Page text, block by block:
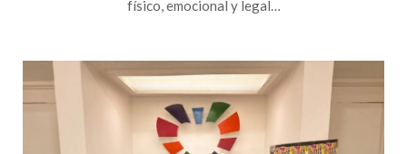
físico, emocional y legal…